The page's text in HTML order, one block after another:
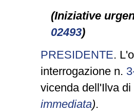
(Iniziative
02493)
PRESIDENTE.
interrogazione n.
vicenda dell'Ilva
immediata).